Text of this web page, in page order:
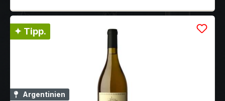
✦ Tipp.
Argentinien